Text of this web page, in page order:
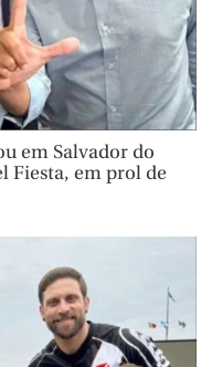
em Salvador do
Fiesta, em prol de